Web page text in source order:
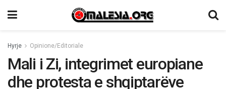
Hyrje Opinione/Editoriale
Mali i Zi, integrimet europiane
dhe protesta e shqiptarëve